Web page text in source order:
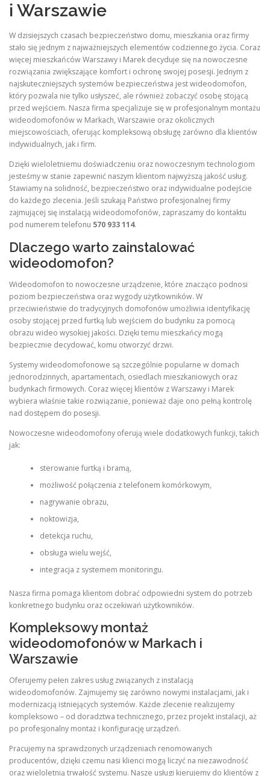
i Warszawie
W dzisiejszych czasach bezpieczeństwo domu, mieszkania oraz firmy
stało się jednym z najważniejszych elementów codziennego życia. Coraz
więcej mieszkańców Warszawy i Marek decyduje się na nowoczesne
rozwiązania zwiększające komfort i ochronę swojej posesji. Jednym z
najskuteczniejszych systemów bezpieczeństwa jest wideodomofon,
który pozwala nie tylko usłyszeć, ale również zobaczyć osobę stojącą
przed wejściem. Nasza firma specjalizuje się w profesjonalnym montażu
wideodomofonów w Markach, Warszawie oraz okolicznych
miejscowościach, oferując kompleksową obsługę zarówno dla klientów
indywidualnych, jak i firm.
Dzięki wieloletniemu doświadczeniu oraz nowoczesnym technologiom
jesteśmy w stanie zapewnić naszym klientom najwyższą jakość usług.
Stawiamy na solidność, bezpieczeństwo oraz indywidualne podejście
do każdego zlecenia. Jeśli szukają Państwo profesjonalnej firmy
zajmującej się instalacją wideodomofonów, zapraszamy do kontaktu
pod numerem telefonu 570 933 114.
Dlaczego warto zainstalować
wideodomofon?
Wideodomofon to nowoczesne urządzenie, które znacząco podnosi
poziom bezpieczeństwa oraz wygody użytkowników. W
przeciwieństwie do tradycyjnych domofonów umożliwia identyfikację
osoby stojącej przed furtką lub wejściem do budynku za pomocą
obrazu wideo wysokiej jakości. Dzięki temu mieszkańcy mogą
bezpiecznie decydować, komu otworzyć drzwi.
Systemy wideodomofonowe są szczególnie popularne w domach
jednorodzinnych, apartamentach, osiedlach mieszkaniowych oraz
budynkach firmowych. Coraz więcej klientów z Warszawy i Marek
wybiera właśnie takie rozwiązanie, ponieważ daje ono pełną kontrolę
nad dostępem do posesji.
Nowoczesne wideodomofony oferują wiele dodatkowych funkcji, takich
jak:
sterowanie furtką i bramą,
możliwość połączenia z telefonem komórkowym,
nagrywanie obrazu,
noktowizja,
detekcja ruchu,
obsługa wielu wejść,
integracja z systemem monitoringu.
Nasza firma pomaga klientom dobrać odpowiedni system do potrzeb
konkretnego budynku oraz oczekiwań użytkowników.
Kompleksowy montaż
wideodomofonów w Markach i
Warszawie
Oferujemy pełen zakres usług związanych z instalacją
wideodomofonów. Zajmujemy się zarówno nowymi instalacjami, jak i
modernizacją istniejących systemów. Każde zlecenie realizujemy
kompleksowo – od doradztwa technicznego, przez projekt instalacji, aż
po profesjonalny montaż i konfigurację urządzeń.
Pracujemy na sprawdzonych urządzeniach renomowanych
producentów, dzięki czemu nasi klienci mogą liczyć na niezawodność
oraz wieloletnią trwałość systemu. Nasze usługi kierujemy do klientów z